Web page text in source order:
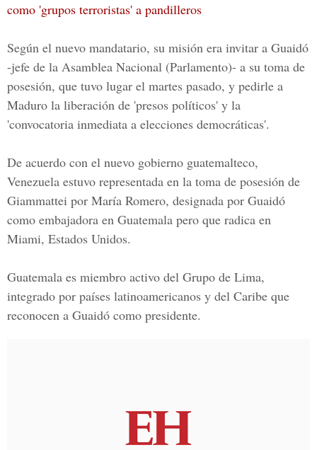
como 'grupos terroristas' a pandilleros
Según el nuevo mandatario, su misión era invitar a Guaidó
-jefe de la Asamblea Nacional (Parlamento)- a su toma de
posesión, que tuvo lugar el martes pasado, y pedirle a
Maduro la liberación de 'presos políticos' y la
'convocatoria inmediata a elecciones democráticas'.
De acuerdo con el nuevo gobierno guatemalteco,
Venezuela estuvo representada en la toma de posesión de
Giammattei por María Romero, designada por Guaidó
como embajadora en Guatemala pero que radica en
Miami, Estados Unidos.
Guatemala es miembro activo del Grupo de Lima,
integrado por países latinoamericanos y del Caribe que
reconocen a Guaidó como presidente.